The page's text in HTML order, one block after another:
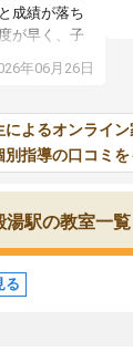
成績が落ち
が早く、子
ると嫌な反
お願いして
です。毎日
わからない
してくれる
年06月26日
よるオンライン
別指導の口コミ
湯駅の教室一覧
る